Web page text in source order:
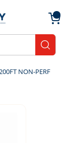
NON-PERF